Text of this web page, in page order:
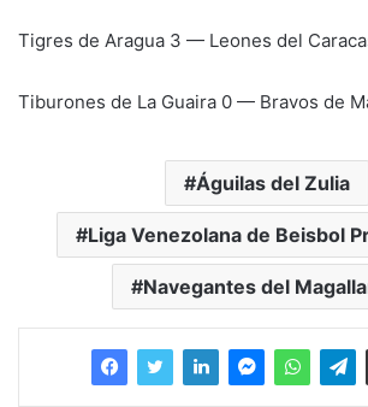
Tigres de Aragua 3 — Leones del
Tiburones de La Guaira 0 — Bravos de
Águilas del Zulia
Liga Venezolana de Beisbol
Navegantes del